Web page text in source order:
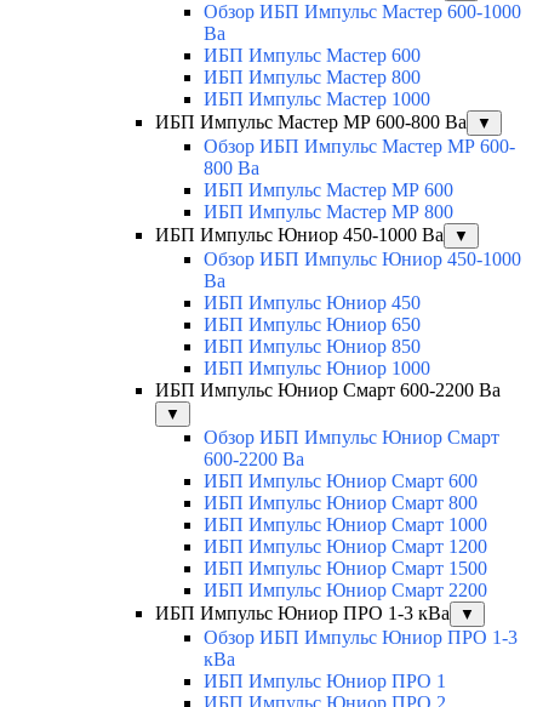
Обзор ИБП Импульс Мастер 600-1000
Ва
ИБП Импульс Мастер 600
ИБП Импульс Мастер 800
ИБП Импульс Мастер 1000
ИБП Импульс Мастер МР 600-800 Ва
▼
Обзор ИБП Импульс Мастер МР 600-
800 Ва
ИБП Импульс Мастер МР 600
ИБП Импульс Мастер МР 800
ИБП Импульс Юниор 450-1000 Ва
▼
Обзор ИБП Импульс Юниор 450-1000
Ва
ИБП Импульс Юниор 450
ИБП Импульс Юниор 650
ИБП Импульс Юниор 850
ИБП Импульс Юниор 1000
ИБП Импульс Юниор Смарт 600-2200 Ва
▼
Обзор ИБП Импульс Юниор Смарт
600-2200 Ва
ИБП Импульс Юниор Смарт 600
ИБП Импульс Юниор Смарт 800
ИБП Импульс Юниор Смарт 1000
ИБП Импульс Юниор Смарт 1200
ИБП Импульс Юниор Смарт 1500
ИБП Импульс Юниор Смарт 2200
ИБП Импульс Юниор ПРО 1-3 кВа
▼
Обзор ИБП Импульс Юниор ПРО 1-3
кВа
ИБП Импульс Юниор ПРО 1